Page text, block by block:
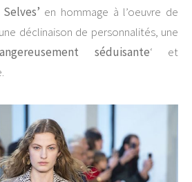
en hommage à l’oeuvre de
déclinaison de personnalités, une
séduisante‘ et